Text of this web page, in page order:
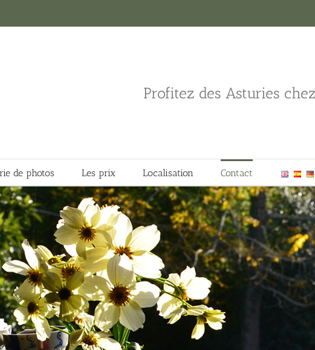
Profitez des Asturies
de photos Les prix Localisation Contact